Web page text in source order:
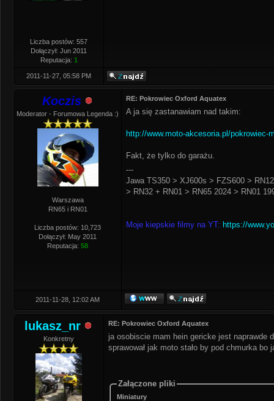
Liczba postów: 557
Dołączył: Jun 2011
Reputacja: 1
2011-11-27, 05:58 PM
Koczis
Moderator - Forumowa Legenda :)
Warszawa
RN65 i RN01
Liczba postów: 10,723
Dołączył: May 2011
Reputacja: 58
RE: Pokrowiec Oxford Aquatex
A ja się zastanawiam nad takim:
http://www.moto-akcesoria.pl/pokrowiec-
Fakt, że tylko do garażu.
---
Jawa TS350 > XJ600s > FZS600 >
> RN32 + RN01 > RN65 2024 > RN01
Moje kiepskie filmy na YT: https://
2011-11-28, 12:02 AM
lukasz_nr
Konkretny
RE: Pokrowiec Oxford Aquatex
ja osobiscie mam hein gericke jest naprawde
sprawował jak moto stało by pod chmurka
Załączone pliki
Miniatury